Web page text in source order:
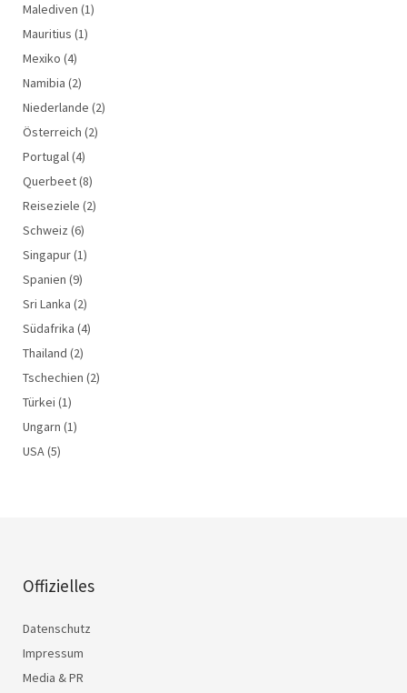
Malediven (1)
Mauritius (1)
Mexiko (4)
Namibia (2)
Niederlande (2)
Österreich (2)
Portugal(4)
Querbeet(8)
Reiseziele (2)
Schweiz (6)
Singapur(1)
Spanien (9)
Sri Lanka (2)
Südafrika (4)
Thailand (2)
Tschechien (2)
Türkei (1)
Ungarn (1)
USA(5)
Offizielles
Datenschutz
Impressum
Media & PR